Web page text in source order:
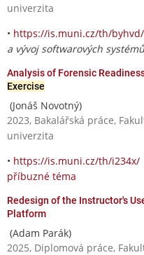
univerzita
• https://is.muni.cz/th/byhvd/
a vývoj softwarových systémů
Analysis of Forensic
Exercise
(Jonáš Novotný)
2023, Bakalářská práce,
univerzita
• https://is.muni.cz/th/i234x/
příbuzné téma
Redesign of the Instructor's
Platform
(Adam Parák)
2025, Diplomová práce,